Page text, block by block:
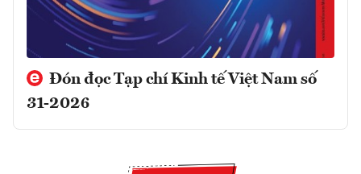
Đón đọc Tạp chí Kinh tế Việt Nam số
31-2026